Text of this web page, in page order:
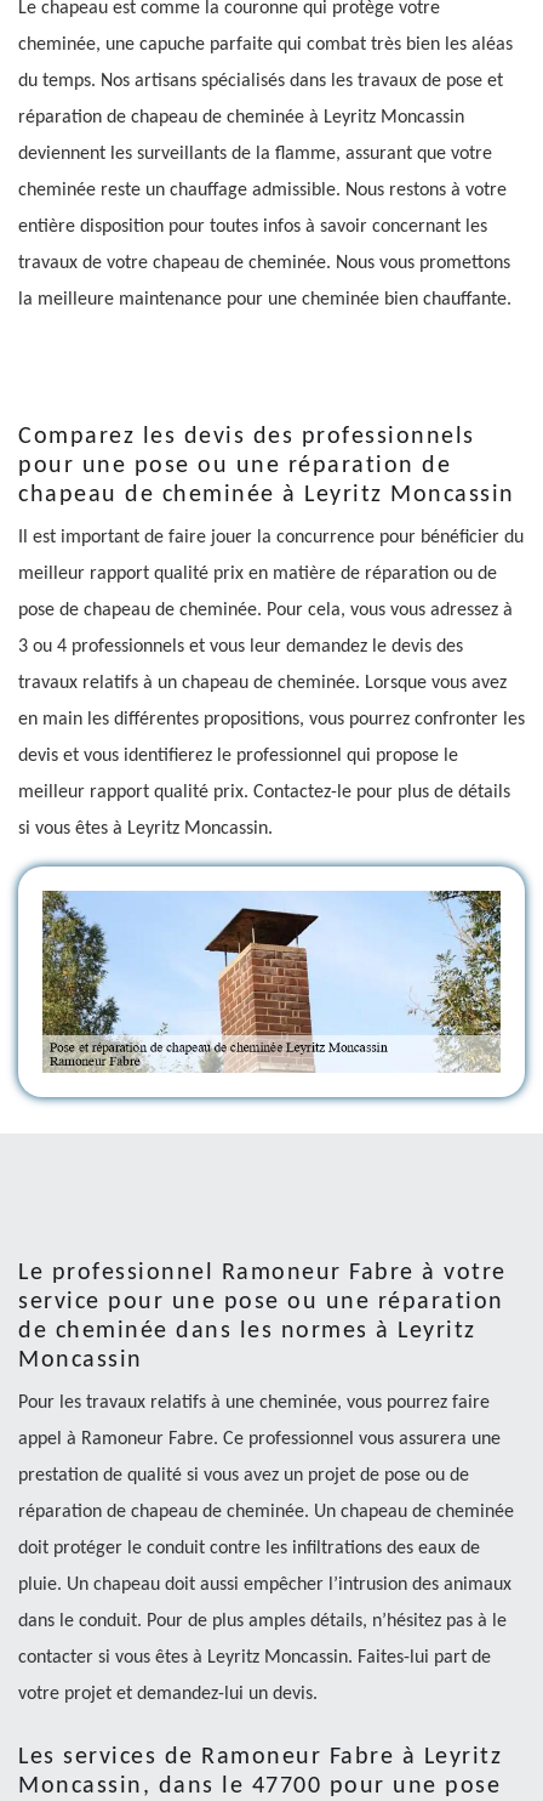
Le chapeau est comme la couronne qui protège votre
cheminée, une capuche parfaite qui combat très bien les aléas
du temps. Nos artisans spécialisés dans les travaux de pose et
réparation de chapeau de cheminée à Leyritz Moncassin
deviennent les surveillants de la flamme, assurant que votre
cheminée reste un chauffage admissible. Nous restons à votre
entière disposition pour toutes infos à savoir concernant les
travaux de votre chapeau de cheminée. Nous vous promettons
la meilleure maintenance pour une cheminée bien chauffante.
Comparez les devis des professionnels
pour une pose ou une réparation de
chapeau de cheminée à Leyritz Moncassin
Il est important de faire jouer la concurrence pour bénéficier du
meilleur rapport qualité prix en matière de réparation ou de
pose de chapeau de cheminée. Pour cela, vous vous adressez à
3 ou 4 professionnels et vous leur demandez le devis des
travaux relatifs à un chapeau de cheminée. Lorsque vous avez
en main les différentes propositions, vous pourrez confronter les
devis et vous identifierez le professionnel qui propose le
meilleur rapport qualité prix. Contactez-le pour plus de détails
si vous êtes à Leyritz Moncassin.
Le professionnel Ramoneur Fabre à votre
service pour une pose ou une réparation
de cheminée dans les normes à Leyritz
Moncassin
Pour les travaux relatifs à une cheminée, vous pourrez faire
appel à Ramoneur Fabre. Ce professionnel vous assurera une
prestation de qualité si vous avez un projet de pose ou de
réparation de chapeau de cheminée. Un chapeau de cheminée
doit protéger le conduit contre les infiltrations des eaux de
pluie. Un chapeau doit aussi empêcher l’intrusion des animaux
dans le conduit. Pour de plus amples détails, n’hésitez pas à le
contacter si vous êtes à Leyritz Moncassin. Faites-lui part de
votre projet et demandez-lui un devis.
Les services de Ramoneur Fabre à Leyritz
Moncassin, dans le 47700 pour une pose